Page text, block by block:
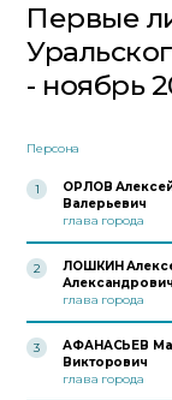
Первые
- ноябрь
Персона
1
ОРЛОВ
Валерьевич
глава города
2
ЛОШКИН
Александрович
глава города
3
АФАНАСЬЕВ
Викторович
глава города